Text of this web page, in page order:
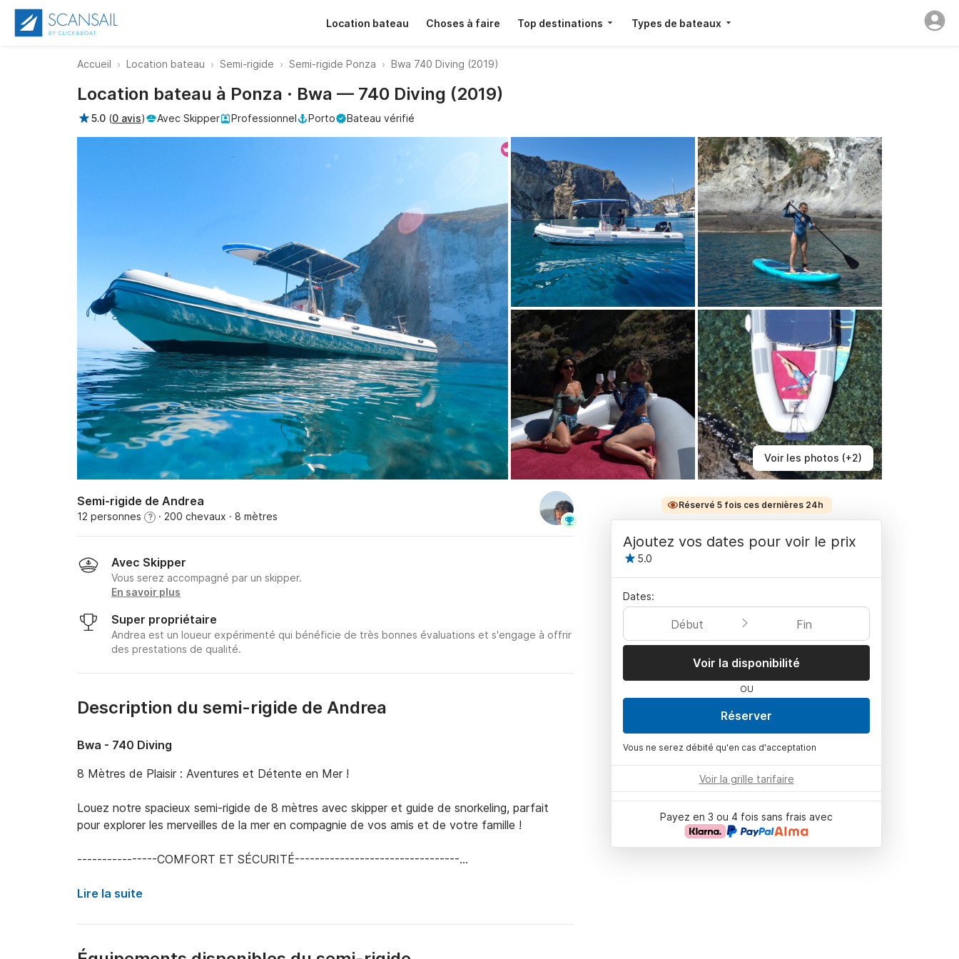
Location bateau Choses à faire Top destinations Types de bateaux
Accueil Location bateau Semi-rigide Semi-rigide Ponza Bwa 740 Diving (2019)
Voir les photos (+2)
Location bateau à Ponza · Bwa — 740 Diving (2019)
5.0 (0 avis) Avec Skipper Professionnel Porto Bateau vérifié
Semi-rigide de Andrea
12 personnes ? · 200 chevaux · 8 mètres
Avec Skipper
Vous serez accompagné par un skipper.
En savoir plus
Super propriétaire
Andrea est un loueur expérimenté qui bénéficie de très bonnes évaluations et s'engage à offrir
des prestations de qualité.
Description du semi-rigide de Andrea
Bwa - 740 Diving
8 Mètres de Plaisir : Aventures et Détente en Mer !
Louez notre spacieux semi-rigide de 8 mètres avec skipper et guide de snorkeling, parfait
pour explorer les merveilles de la mer en compagnie de vos amis et de votre famille !
----------------COMFORT ET SÉCURITÉ---------------------------------
ÉQUIPEMENT DE SÉCURITÉ COMPLET : Gilets de sauvetage, signaux, trousse de premiers
GRAND BAIN DE SOLEIL : Détendez-vous au soleil et admirez la vue.
Sièges confortables : Profitez de la navigation en tout confort.
Lire la suite
Réservé 5 fois ces dernières 24h
Ajoutez vos dates pour voir le prix
5.0
Dates:
Début Fin
Voir la disponibilité
OU
Réserver
Vous ne serez débité qu'en cas d'acceptation
Voir la grille tarifaire
Payez en 3 ou 4 fois sans frais avec